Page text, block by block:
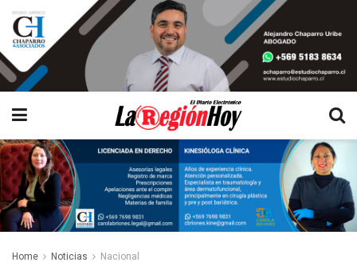
Home Noticias Nacional